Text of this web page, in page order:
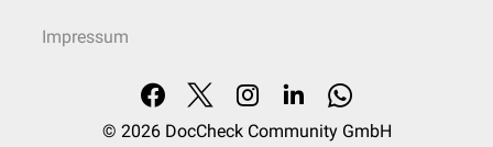
Impressum
© 2026 DocCheck Community GmbH